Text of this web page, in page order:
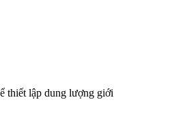
thiết lập dung lượng giới